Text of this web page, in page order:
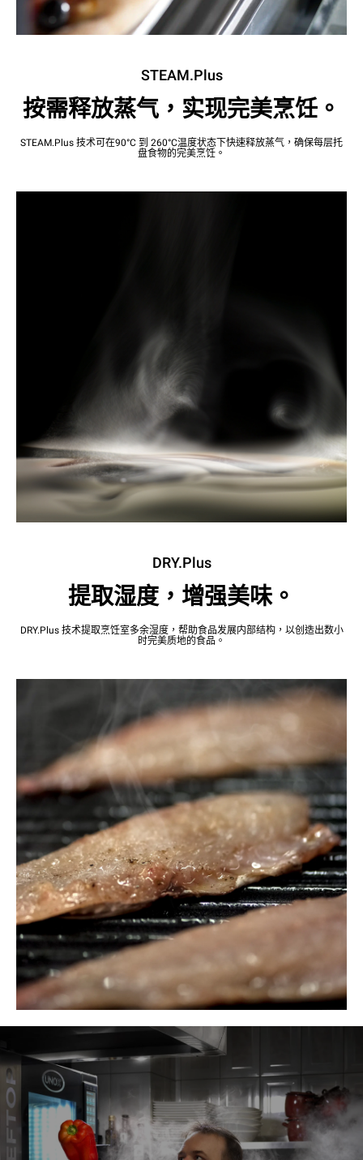
STEAM.Plus
按需释放蒸气，实现完美烹饪。
STEAM.Plus 技术可在90°C 到 260°C温度状态下快速释放蒸气，确保每层托
盘食物的完美烹饪。
DRY.Plus
提取湿度，增强美味。
DRY.Plus 技术提取烹饪室多余湿度，帮助食品发展内部结构，以创造出数小
时完美质地的食品。